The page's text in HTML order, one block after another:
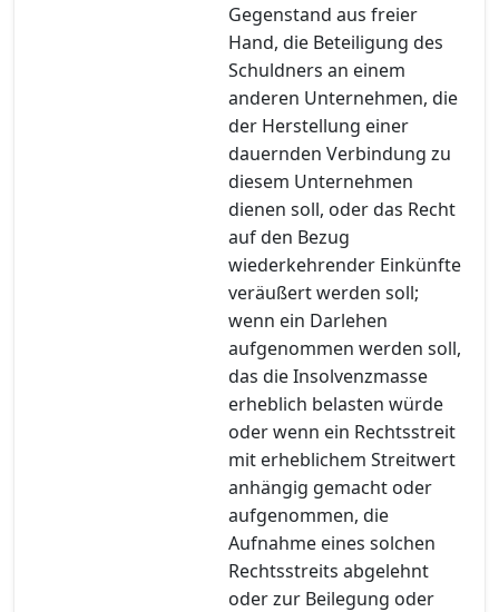
Gegenstand aus freier
Hand, die Beteiligung des
Schuldners an einem
anderen Unternehmen, die
der Herstellung einer
dauernden Verbindung zu
diesem Unternehmen
dienen soll, oder das Recht
auf den Bezug
wiederkehrender Einkünfte
veräußert werden soll;
wenn ein Darlehen
aufgenommen werden soll,
das die Insolvenzmasse
erheblich belasten würde
oder wenn ein Rechtsstreit
mit erheblichem Streitwert
anhängig gemacht oder
aufgenommen, die
Aufnahme eines solchen
Rechtsstreits abgelehnt
oder zur Beilegung oder